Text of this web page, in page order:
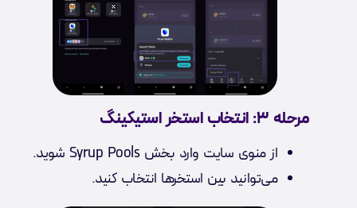
مرحله ۳: انتخاب استخر استیکینگ
از منوی سایت وارد بخش Syrup Pools شوید.
می‌توانید بین استخرها انتخاب کنید.